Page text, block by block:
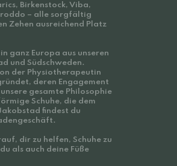
Birkenstock, Viba,
– alle sorgfältig
Zehen ausreichend Platz
ganz Europa aus unseren
und Südschweden.
der Physiotherapeutin
deren Engagement
gesamte Philosophie
Schuhe, die dem
findest du
dir zu helfen, Schuhe zu
als auch deine Füße